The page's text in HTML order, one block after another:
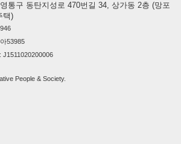
통구 동탄지성로 470번길 34, 상가동 2층 (망포
택)
53985
J1511020200006
People & Society.